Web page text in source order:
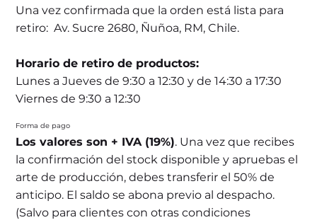
Una vez confirmada que la orden está lista para
retiro: Av. Sucre 2680, Ñuñoa, RM, Chile.
Horario de retiro de productos:
Lunes a Jueves de 9:30 a 12:30 y de 14:30 a 17:30
Viernes de 9:30 a 12:30
Forma de pago
Los valores son + IVA (19%). Una vez que recibes
la confirmación del stock disponible y apruebas el
arte de producción, debes transferir el 50% de
anticipo. El saldo se abona previo al despacho.
(Salvo para clientes con otras condiciones